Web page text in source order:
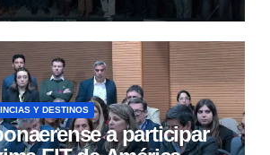
Y DESTINOS
a participar